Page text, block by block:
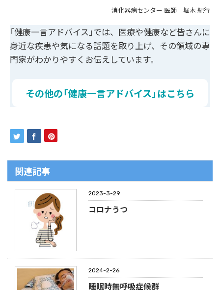
消化器病センター 医師 堀木 紀行
「健康一言アドバイス」では、医療や健康など皆さんに
身近な疾患や気になる話題を取り上げ、その領域の専
門家がわかりやすくお伝えしています。
その他の「健康一言アドバイス」はこちら
関連記事
2023-3-29
コロナうつ
2024-2-26
睡眠時無呼吸症候群